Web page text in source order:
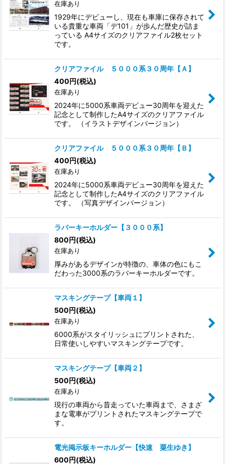
在庫あり
1929年にデビューし、現在も車庫に保存されて
いる貴重な車両「デ101」が歩んだ歴史が詰ま
っている A4サイズのクリアファイル2枚セット
です。
クリアファイル ５０００系３０周年【Ａ】
400円(税込)
在庫あり
2024年に5000系車両デビュー30周年を迎えた
記念として制作したA4サイズのクリアファイル
です。 （イラストデザインバージョン）
クリアファイル ５０００系３０周年【Ｂ】
400円(税込)
在庫あり
2024年に5000系車両デビュー30周年を迎えた
記念として制作したA4サイズのクリアファイル
です。 （写真デザインバージョン）
ラバーキーホルダー【３０００系】
800円(税込)
在庫あり
厚みがあるデザインが特徴の、車体の色にもこ
だわった3000系のラバーキーホルダーです。
マスキングテープ【車両１】
500円(税込)
在庫あり
6000系がスタイリッシュにプリントされた、
日常使いしやすいマスキングテープです。
マスキングテープ【車両２】
500円(税込)
在庫あり
現行の車両から昔走っていた車両まで、さまざ
まな電車がプリントされたマスキングテープで
す。
電光掲示板キーホルダー【快速 粟生ゆき】
600円(税込)